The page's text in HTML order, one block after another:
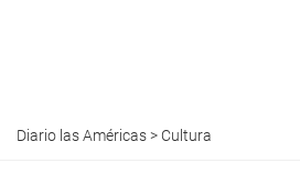
Diario las Américas> Cultura